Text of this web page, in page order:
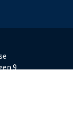
9